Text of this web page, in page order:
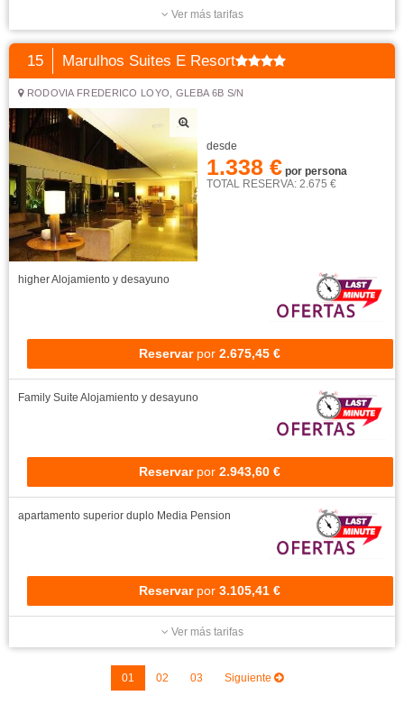
Ver más tarifas
15 Marulhos Suites E Resort
RODOVIA FREDERICO LOYO, GLEBA 6B S/N
desde
1.338 € por persona
TOTAL RESERVA: 2.675 €
higherAlojamiento y desayuno
Reservar por 2.675,45 €
Family Suite Alojamiento y desayuno
Reservar por 2.943,60 €
apartamento superior duplo Media Pension
Reservar por 3.105,41 €
Ver más tarifas
01 02 03 Siguiente